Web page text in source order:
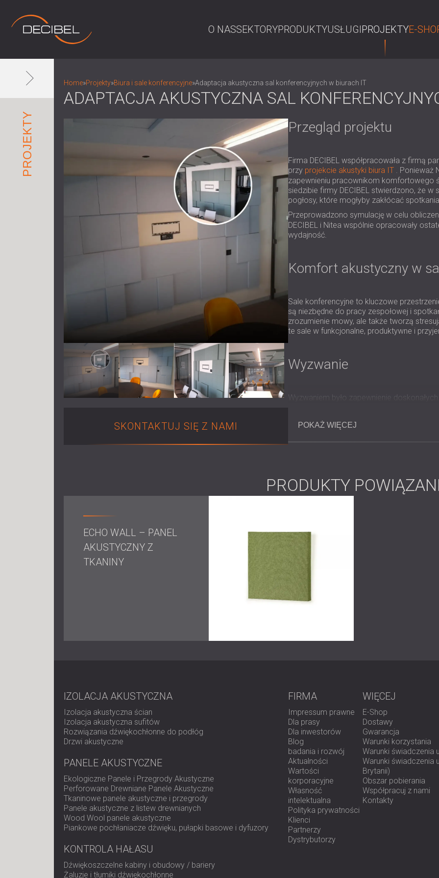
O NASSEKTORYPRODUKTYUSŁUGIPROJEKTYE-
PROJEKTY
Home»Projekty»Biura i sale konferencyjne»Adaptacja akustyczna sal konferencyjnych w biurach IT
ADAPTACJA AKUSTYCZNA SAL
SKONTAKTUJ SIĘ Z NAMI
Przegląd projektu
Firma DECIBEL współpracowała z firmą
przy projekcie akustyki biura IT. Ponieważ
zapewnieniu pracownikom komfortowego
siedzibie firmy DECIBEL stwierdzono, że
pogłosy, które mogłyby zakłócać
Przeprowadzono symulację w celu
DECIBEL i Nitea wspólnie opracowały
wydajność.
Komfort akustyczny w
Sale konferencyjne to kluczowe
są niezbędne do pracy zespołowej i
zrozumienie mowy, ale także tworzą
te sale w funkcjonalne, produktywne i
Wyzwanie
Wyzwaniem było zapewnienie
klarowności dźwięku.
Montaż paneli akustycznych
Rozwiązanie
Firma DECIBEL zaproponowała i
Sale konferencyjne przekształcono w
pogłosie, co zwiększyło efektywność i
zadowoleni z rezultatu, ponieważ projekt z
designem.
Chcesz poprawić akustykę w swoim
DECIBEL oferuje rozwiązania akustyczne
typu open space.
Skontaktuj się z nami
POKAŻ WIĘCEJ
PRODUKTY
ECHO WALL – PANEL
AKUSTYCZNY Z
TKANINY
IZOLACJA AKUSTYCZNA
Izolacja akustyczna ścian
Izolacja akustyczna sufitów
Rozwiązania dźwiękochłonne do podłóg
Drzwi akustyczne
PANELE AKUSTYCZNE
Ekologiczne Panele i Przegrody Akustyczne
Perforowane Drewniane Panele Akustyczne
Tkaninowe panele akustyczne i przegrody
Panele akustyczne z listew drewnianych
Wood Wool panele akustyczne
Piankowe pochłaniacze dźwięku, pułapki basowe i dyfuzory
KONTROLA HAŁASU
Dźwiękoszczelne kabiny i obudowy / bariery
Żaluzje i tłumiki dźwiękochłonne
FIRMA
Impressum prawne
Dla prasy
Dla inwestorów
Blog
badania i rozwój
Aktualności
Wartości
korporacyjne
Własność
intelektualna
Polityka prywatności
Klienci
Partnerzy
Dystrybutorzy
WIĘCEJ
E-Shop
Dostawy
Gwarancja
Warunki korzystania
Warunki świadczenia
Warunki świadczenia
Brytanii)
Obszar pobierania
Współpracuj z nami
Kontakty